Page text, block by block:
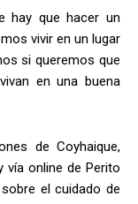
hay que hacer un
vivir en un lugar
si queremos que
en una buena
de Coyhaique,
vía online de Perito
el cuidado de